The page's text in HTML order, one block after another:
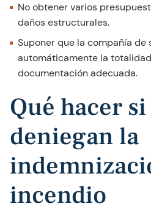
No obtener varios
daños estructurales.
Suponer que la compañía de
automáticamente la
documentación adecuada.
Qué hacer
deniegan la
incendio